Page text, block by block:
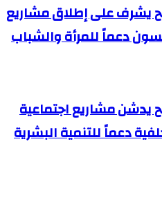
يشرف على إطلاق مشاريع
دعماً للمرأة والشباب
يدشن مشاريع اجتماعية
دعماً للتنمية البشرية